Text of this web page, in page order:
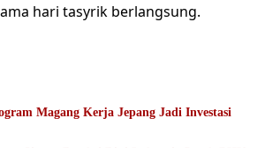
hari tasyrik berlangsung.
Magang Kerja Jepang Jadi Investasi